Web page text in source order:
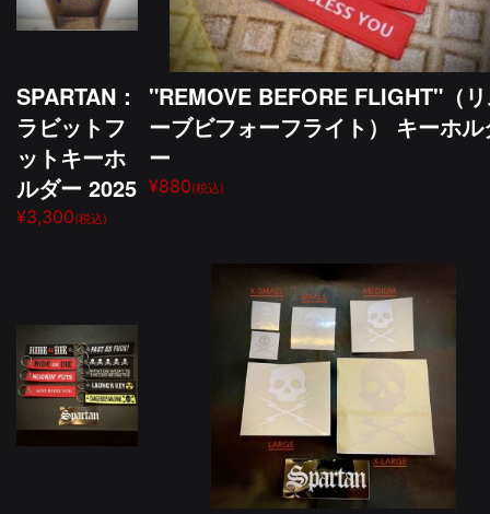
SPARTAN：
ラビットフ
ットキーホ
ルダー 2025
¥3,300(税込)
"REMOVE BEFORE FLIGHT"（
ーブビフォーフライト） キーホル
ー
¥880(税込)